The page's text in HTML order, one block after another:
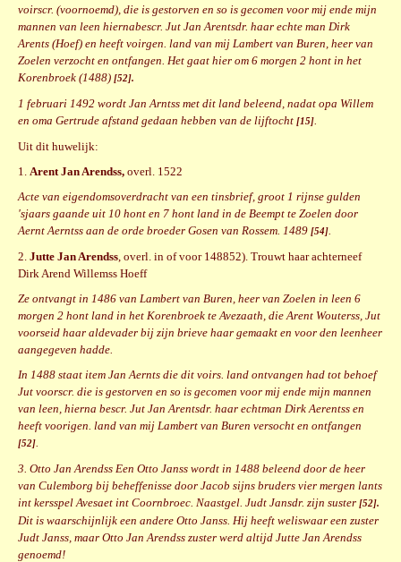
voirscr. (voornoemd), die is gestorven en so is gecomen voor mij ende mijn
mannen van leen hiernabescr. Jut Jan Arentsdr. haar echte man Dirk
Arents (Hoef) en heeft voirgen. land van mij Lambert van Buren, heer van
Zoelen verzocht en ontfangen. Het gaat hier om 6 morgen 2 hont in het
Korenbroek (1488) [52].
1 februari 1492 wordt Jan Arntss met dit land beleend, nadat opa Willem
en oma Gertrude afstand gedaan hebben van de lijftocht [15].
Uit dit huwelijk:
1. Arent Jan Arendss, overl. 1522
Acte van eigendomsoverdracht van een tinsbrief, groot 1 rijnse gulden
'sjaars gaande uit 10 hont en 7 hont land in de Beempt te Zoelen door
Aernt Aerntss aan de orde broeder Gosen van Rossem. 1489 [54].
2. Jutte Jan Arendss, overl. in of voor 148852). Trouwt haar achterneef
Dirk Arend Willemss Hoeff
Ze ontvangt in 1486 van Lambert van Buren, heer van Zoelen in leen 6
morgen 2 hont land in het Korenbroek te Avezaath, die Arent Wouterss, Jut
voorseid haar aldevader bij zijn brieve haar gemaakt en voor den leenheer
aangegeven hadde.
In 1488 staat item Jan Aernts die dit voirs. land ontvangen had tot behoef
Jut voorscr. die is gestorven en so is gecomen voor mij ende mijn mannen
van leen, hierna bescr. Jut Jan Arentsdr. haar echtman Dirk Aerentss en
heeft voorigen. land van mij Lambert van Buren versocht en ontfangen
[52].
3. Otto Jan Arendss Een Otto Janss wordt in 1488 beleend door de heer
van Culemborg bij beheffenisse door Jacob sijns bruders vier mergen lants
int kersspel Avesaet int Coornbroec. Naastgel. Judt Jansdr. zijn suster [52].
Dit is waarschijnlijk een andere Otto Janss. Hij heeft weliswaar een zuster
Judt Janss, maar Otto Jan Arendss zuster werd altijd Jutte Jan Arendss
genoemd!